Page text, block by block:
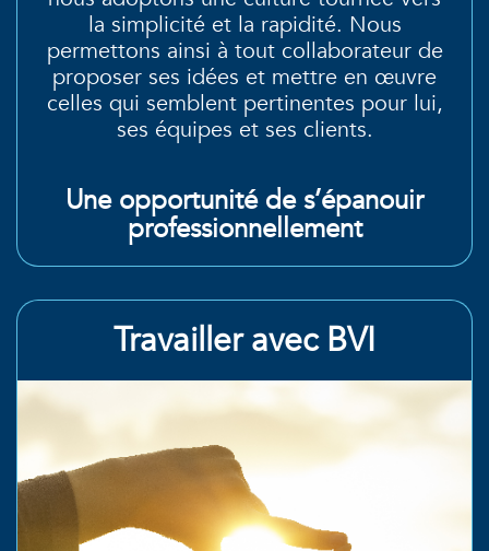
la simplicité et la rapidité. Nous
permettons ainsi à tout collaborateur de
proposer ses idées et mettre en œuvre
celles qui semblent pertinentes pour lui,
ses équipes et ses clients.
Une opportunité de s’épanouir
professionnellement
Travailler avec BVI